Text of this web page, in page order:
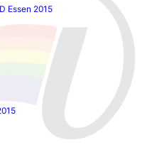
Essen 2015